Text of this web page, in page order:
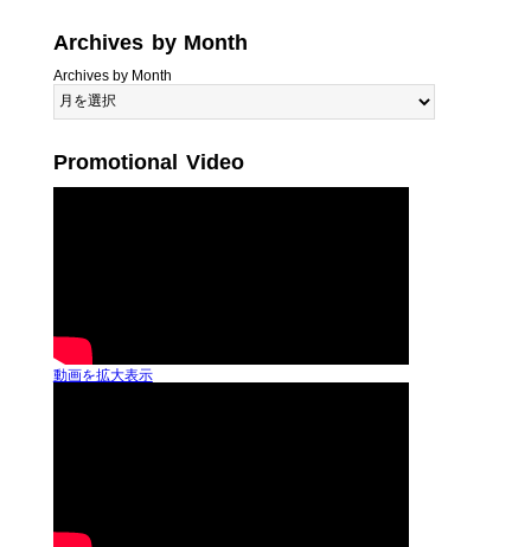
Archives by Month
Archives by Month
Promotional Video
動画を拡大表示